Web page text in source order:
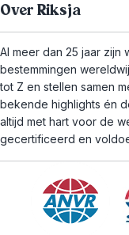
Over Riksja
Al meer dan 25 jaar zijn
bestemmingen
tot Z en stellen samen
bekende highlights én
altijd met hart voor de
gecertificeerd en